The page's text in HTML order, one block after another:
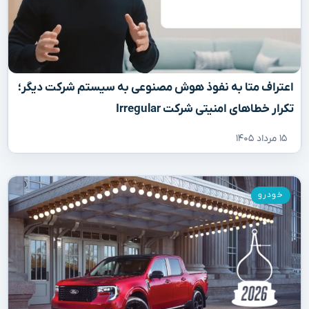
اعتراف متا به نفوذ هوش مصنوعی به سیستم شرکت دیگر؛
تکرار خطاهای امنیتی شرکت Irregular
۱۵ مرداد ۱۴۰۵
خودرو